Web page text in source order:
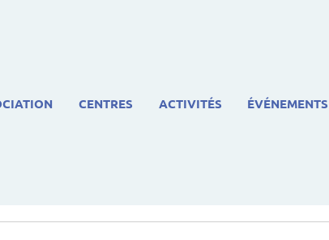
CENTRES ACTIVITÉS ÉVÉNEMENTS